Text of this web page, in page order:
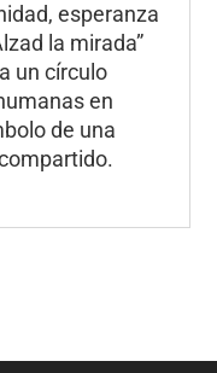
esperanza
la mirada”
un círculo
en
de una